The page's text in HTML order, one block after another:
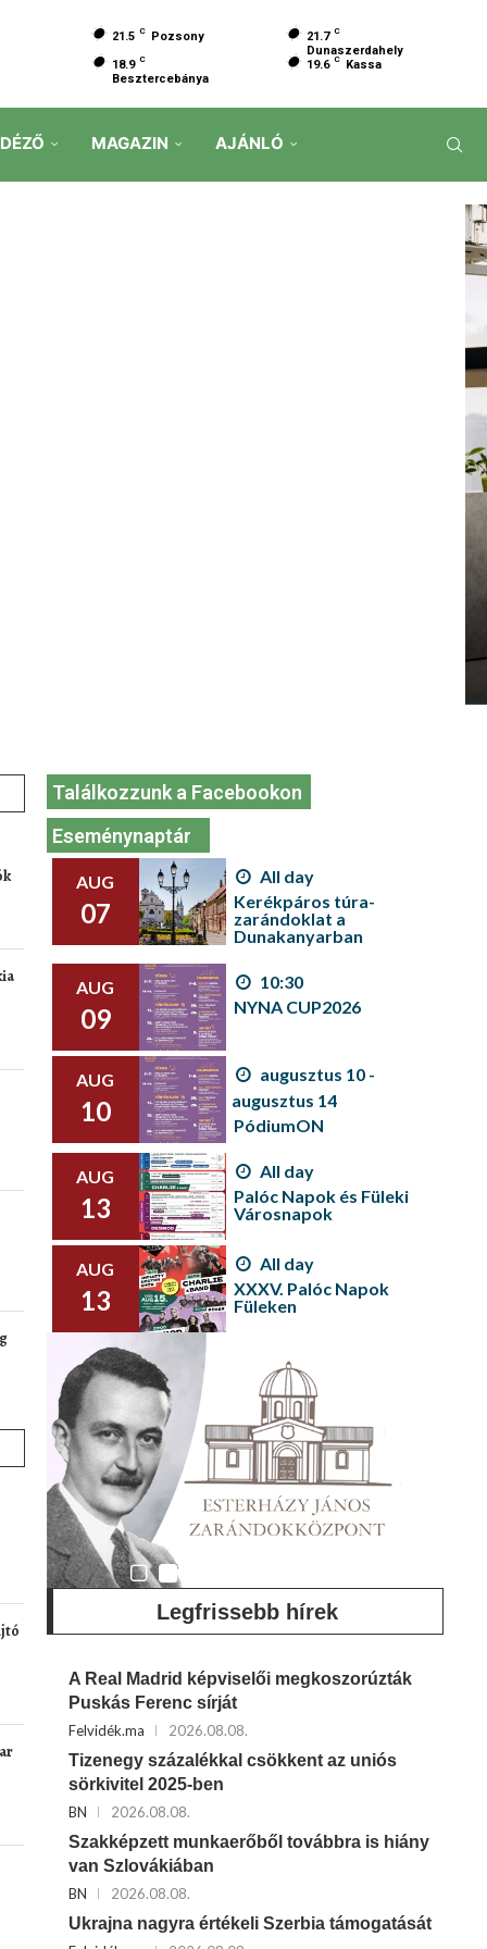
21.5 C Pozsony 21.7 C
Dunaszerdahely
18.9 C
Besztercebánya
19.6 C Kassa
MAGAZIN AJÁNLÓ
Találkozzunk a Facebookon
Eseménynaptár
AUG
07
All day
Kerékpáros túra-
zarándoklat a
Dunakanyarban
AUG
09
10:30
NYNA CUP2026
AUG
10
augusztus 10 -
augusztus 14
PódiumON
AUG
13
All day
Palóc Napok és Füleki
Városnapok
AUG
13
All day
XXXV. Palóc Napok
Füleken
Legfrissebb hírek
A Real Madrid képviselői megkoszorúzták
Puskás Ferenc sírját
Felvidék.ma 2026.08.08.
Tizenegy százalékkal csökkent az uniós
sörkivitel 2025-ben
BN 2026.08.08.
Szakképzett munkaerőből továbbra is hiány
van Szlovákiában
BN 2026.08.08.
Ukrajna nagyra értékeli Szerbia támogatását